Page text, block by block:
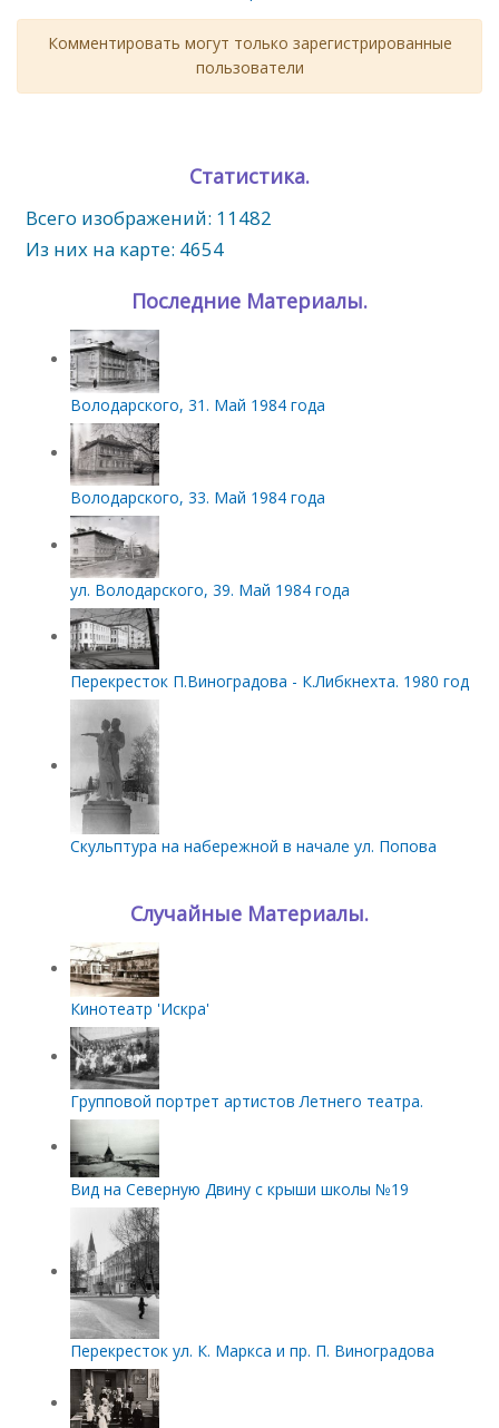
Комментировать могут только зарегистрированные
пользователи
Статистика.
Всего изображений: 11482
Из них на карте: 4654
Последние Материалы.
Володарского, 31. Май 1984 года
Володарского, 33. Май 1984 года
ул. Володарского, 39. Май 1984 года
Перекресток П.Виноградова - К.Либкнехта. 1980 год
Скульптура на набережной в начале ул. Попова
Случайные Материалы.
Кинотеатр 'Искра'
Групповой портрет артистов Летнего театра.
Вид на Северную Двину с крыши школы №19
Перекресток ул. К. Маркса и пр. П. Виноградова